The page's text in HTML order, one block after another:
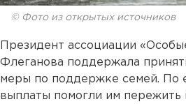
© Фото из открытых источников
Президент ассоциации
Флеганова поддержала
меры по поддержке семей. По
выплаты помогли им пережить